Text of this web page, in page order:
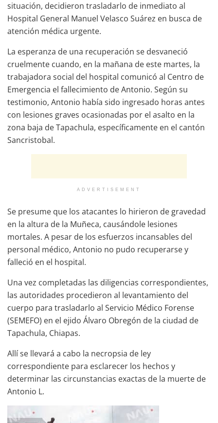
situación, decidieron trasladarlo de inmediato al
Hospital General Manuel Velasco Suárez en busca de
atención médica urgente.
La esperanza de una recuperación se desvaneció
cruelmente cuando, en la mañana de este martes, la
trabajadora social del hospital comunicó al Centro de
Emergencia el fallecimiento de Antonio. Según su
testimonio, Antonio había sido ingresado horas antes
con lesiones graves ocasionadas por el asalto en la
zona baja de Tapachula, específicamente en el cantón
Sancristobal.
ADVERTISEMENT
Se presume que los atacantes lo hirieron de gravedad
en la altura de la Muñeca, causándole lesiones
mortales. A pesar de los esfuerzos incansables del
personal médico, Antonio no pudo recuperarse y
falleció en el hospital.
Una vez completadas las diligencias correspondientes,
las autoridades procedieron al levantamiento del
cuerpo para trasladarlo al Servicio Médico Forense
(SEMEFO) en el ejido Álvaro Obregón de la ciudad de
Tapachula, Chiapas.
Allí se llevará a cabo la necropsia de ley
correspondiente para esclarecer los hechos y
determinar las circunstancias exactas de la muerte de
Antonio L.